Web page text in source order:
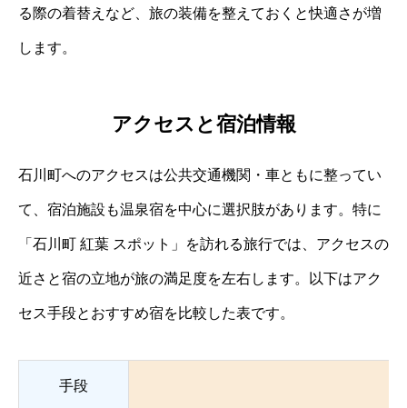
る際の着替えなど、旅の装備を整えておくと快適さが増
します。
アクセスと宿泊情報
石川町へのアクセスは公共交通機関・車ともに整ってい
て、宿泊施設も温泉宿を中心に選択肢があります。特に
「石川町 紅葉 スポット」を訪れる旅行では、アクセスの
近さと宿の立地が旅の満足度を左右します。以下はアク
セス手段とおすすめ宿を比較した表です。
手段